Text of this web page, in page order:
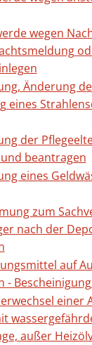
wegen
Änderung
eines
der
beantragen
eines
zum
nach der
auf
-
einer
außer